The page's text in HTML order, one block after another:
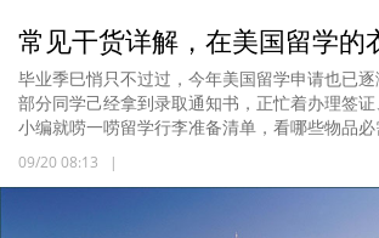
常见干货详解，在美国留学的
毕业季巳悄只不过过，今年美国留学申请也已
部分同学己经拿到录取通知书，正忙着办理签
小编就唠一唠留学行李准备清单，看哪些物品必
09/20 08:13 |